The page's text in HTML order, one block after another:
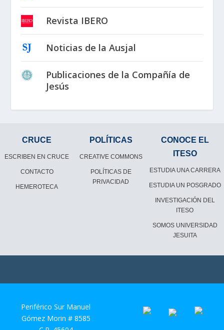
Revista IBERO
Noticias de la Ausjal
Publicaciones de la Compañía de
Jesús
CRUCE
ESCRIBEN EN CRUCE
CONTACTO
HEMEROTECA
POLÍTICAS
CREATIVE COMMONS
POLÍTICAS DE
PRIVACIDAD
CONOCE EL
ITESO
ESTUDIA UNA CARRERA
ESTUDIA UN POSGRADO
INVESTIGACIÓN DEL
ITESO
SOMOS UNIVERSIDAD
JESUITA
Periférico Sur Manuel
Gómez Morin # 8585